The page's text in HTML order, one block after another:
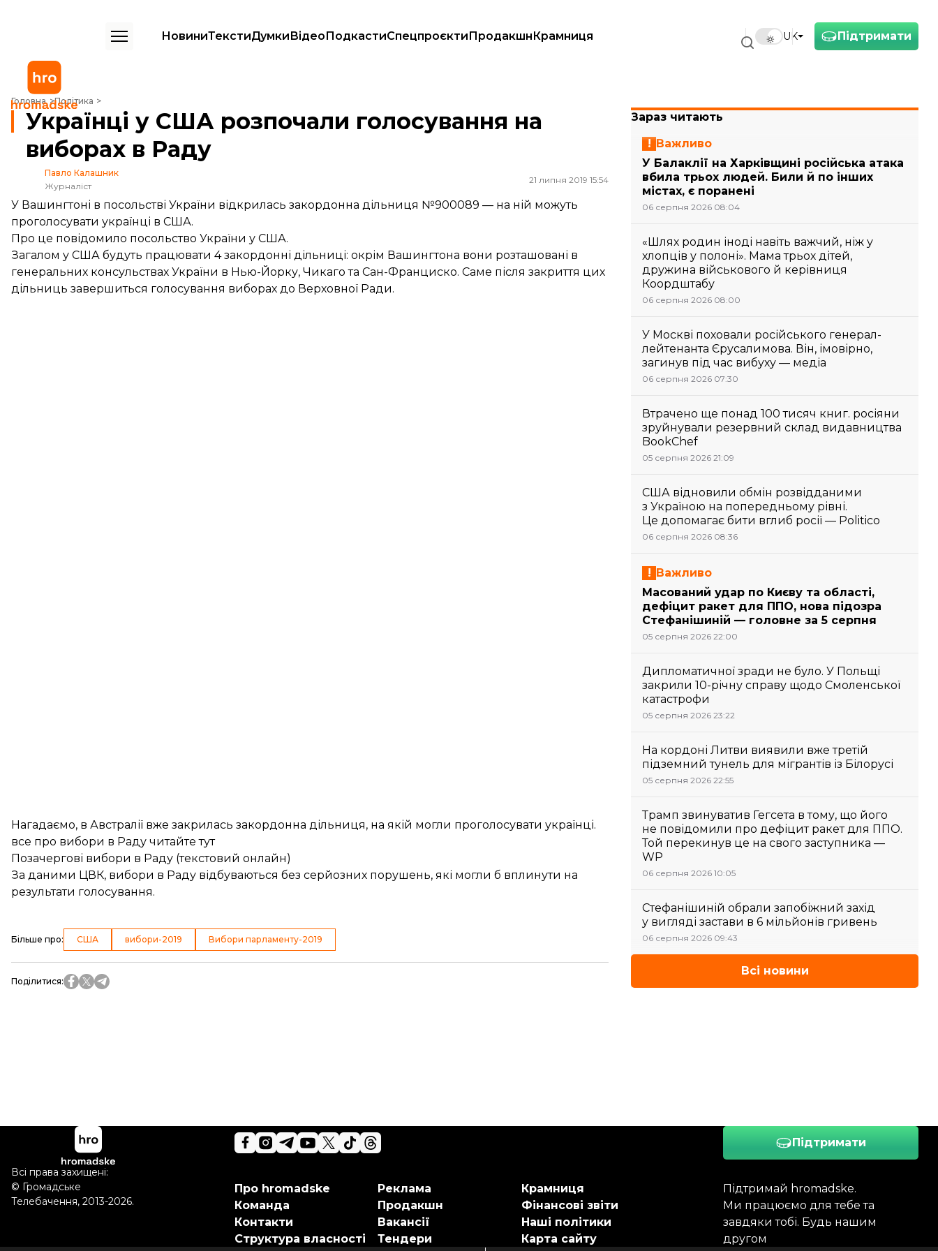
Підтримати
UK
НовиниТекстиДумкиВідеоПодкастиСпецпроєктиПродакшнКрамниця
Головна Політика
Українці у США розпочали голосування на виборах в Раду
Українці у США розпочали голосування на
виборах в Раду
Павло Калашник
Журналіст
21 липня 2019 15:54
У Вашингтоні в посольстві України відкрилась закордонна дільниця №900089 — на ній можуть
проголосувати українці в США.
Про це повідомило посольство України у США.
Загалом у США будуть працювати 4 закордонні дільниці: окрім Вашингтона вони розташовані в
генеральних консульствах України в Нью-Йорку, Чикаго та Сан-Франциско. Саме після закриття цих
дільниць завершиться голосування виборах до Верховної Ради.
Нагадаємо, в Австралії вже закрилась закордонна дільниця, на якій могли проголосувати українці.
все про вибори в Раду читайте тут
Позачергові вибори в Раду (текстовий онлайн)
За даними ЦВК, вибори в Раду відбуваються без серйозних порушень, які могли б вплинути на
результати голосування.
Більше про: США вибори-2019 Вибори парламенту-2019
Поділитися:
Зараз читають
Важливо
У Балаклії на Харківщині російська атака
вбила трьох людей. Били й по інших
містах, є поранені
06 серпня 2026 08:04
«Шлях родин іноді навіть важчий, ніж у
хлопців у полоні». Мама трьох дітей,
дружина військового й керівниця
Коордштабу
06 серпня 2026 08:00
У Москві поховали російського генерал-
лейтенанта Єрусалимова. Він, імовірно,
загинув під час вибуху — медіа
06 серпня 2026 07:30
Втрачено ще понад 100 тисяч книг. росіяни
зруйнували резервний склад видавництва
BookChef
05 серпня 2026 21:09
США відновили обмін розвідданими
з Україною на попередньому рівні.
Це допомагає бити вглиб росії — Politico
06 серпня 2026 08:36
Важливо
Масований удар по Києву та області,
дефіцит ракет для ППО, нова підозра
Стефанішиній — головне за 5 серпня
05 серпня 2026 22:00
Дипломатичної зради не було. У Польщі
закрили 10-річну справу щодо Смоленської
катастрофи
05 серпня 2026 23:22
На кордоні Литви виявили вже третій
підземний тунель для мігрантів із Білорусі
05 серпня 2026 22:55
Трамп звинуватив Гегсета в тому, що його
не повідомили про дефіцит ракет для ППО.
Той перекинув це на свого заступника —
WP
06 серпня 2026 10:05
Стефанішиній обрали запобіжний захід
у вигляді застави в 6 мільйонів гривень
06 серпня 2026 09:43
Всі новини
Підтримати
Підтримай hromadske.
Ми працюємо для тебе та
завдяки тобі. Будь нашим
другом
Про hromadske
Команда
Контакти
Структура власності
Реклама
Продакшн
Вакансії
Тендери
Крамниця
Фінансові звіти
Наші політики
Карта сайту
Всі права захищені:
© Громадське
Телебачення, 2013-2026.